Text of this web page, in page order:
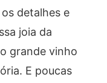
detalhes e
joia da
grande vinho
E poucas